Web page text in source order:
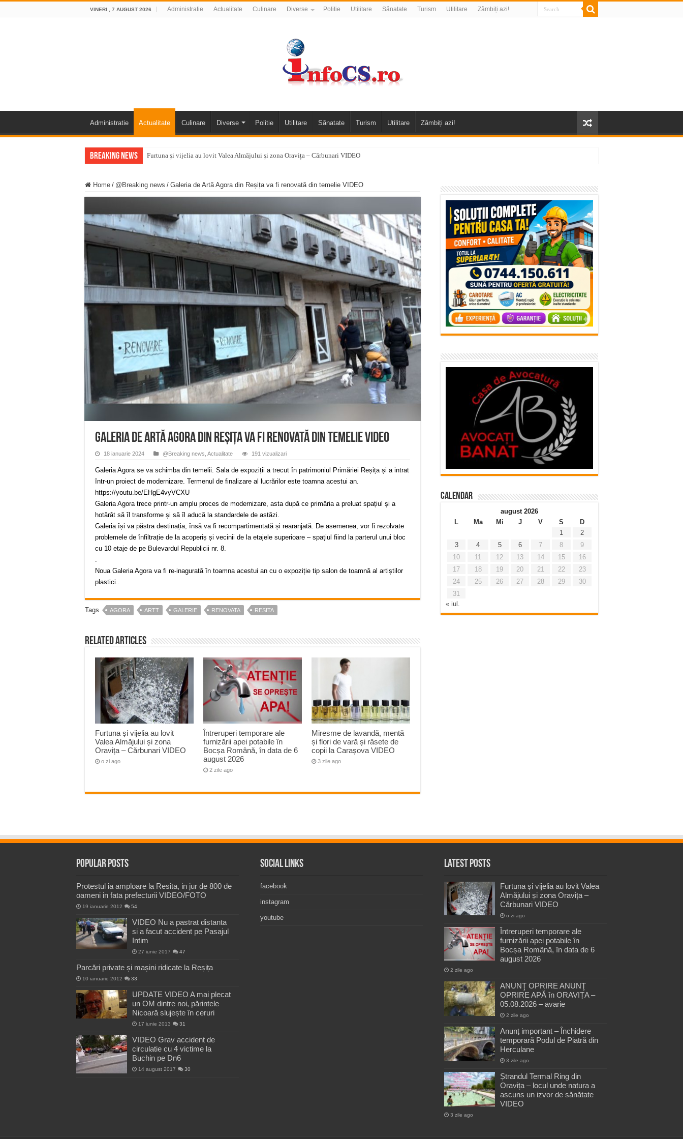
VINERI , 7 AUGUST 2026 Administratie Actualitate Culinare Diverse Politie Utilitare Sănatate Turism Utilitare Zâmbiți azi!
Administratie Actualitate Culinare Diverse Politie Utilitare Sănatate Turism Utilitare Zâmbiți azi!
Breaking News Furtuna și vijelia au lovit Valea Almăjului și zona Oravița – Cărbunari VIDEO
ANUNŢ OPRIRE ANUNŢ OPRIRE APĂ în ORAVIȚA – 05.08.2026 – avarie
Ștrandul Termal Ring din Oravița – locul unde natura a ascuns un izvor de sănătate VIDEO
Miresme de lavandă, mentă și flori de vară și râsete de copii la Carașova VIDEO
ANUNȚ OPRIRE APĂ în Reșița – avarie – 04.08.2026 – str. Văliugului și Plastomet
ANUNŢ OPRIRE APĂ în CARANSEBEȘ – 04.08.2026 – avarie – Calea Severinului
ANUNŢ OPRIRE APĂ în CARANSEBEȘ avarie
ANUNȚ OPRIRE APĂ în Reșița, cartier Țerova – avarie – 04.08.2026
Home / @Breaking news / Galeria de Artă Agora din Reșița va fi renovată din temelie VIDEO
Galeria de Artă Agora din Reșița va fi renovată din temelie VIDEO
18 ianuarie 2024 @Breaking news Actualitate 191 vizualizari
Galeria Agora se va schimba din temelii. Sala de expoziții a trecut în patrimoniul Primăriei Reșița și a intrat
într-un proiect de modernizare. Termenul de finalizare al lucrărilor este toamna acestui an.
https://youtu.be/EHgE4vyVCXU
Galeria Agora trece printr-un amplu proces de modernizare, asta după ce primăria a preluat spațiul și a
hotărât să îl transforme și să îl aducă la standardele de astăzi.
Galeria își va păstra destinația, însă va fi recompartimentată și rearanjată. De asemenea, vor fi rezolvate
problemele de înfiltrație de la acoperiș și vecinii de la etajele superioare – spațiul fiind la parterul unui bloc
cu 10 etaje de pe Bulevardul Republicii nr. 8.
.
Noua Galeria Agora va fi re-inagurată în toamna acestui an cu o expoziție tip salon de toamnă al artiștilor
plastici..
Tags AGORA ARTT GALERIE RENOVATA RESITA
Related Articles
Furtuna și vijelia au lovit
Valea Almăjului și zona
Oravița – Cărbunari VIDEO
o zi ago
Întreruperi temporare ale
furnizării apei potabile în
Bocșa Română, în data de 6
august 2026
2 zile ago
Miresme de lavandă, mentă
și flori de vară și râsete de
copii la Carașova VIDEO
3 zile ago
Calendar
august 2026
L
Ma Mi J V S
D
1
2
3
4 5 6 7 8
9
10
11 12 13 14 15
16
17
18 19 20 21 22
23
24
25 26 27 28 29
30
31
« iul.
Popular Posts
Protestul ia amploare la Resita, in jur de 800 de
oameni in fata prefecturii VIDEO/FOTO
19 ianuarie 2012 54
VIDEO Nu a pastrat distanta
si a facut accident pe Pasajul
Intim
27 iunie 2017 47
Parcări private și mașini ridicate la Reșița
10 ianuarie 2012 33
UPDATE VIDEO A mai plecat
un OM dintre noi, părintele
Nicoară slujește în ceruri
17 iunie 2013 31
VIDEO Grav accident de
circulatie cu 4 victime la
Buchin pe Dn6
14 august 2017 30
Social Links
facebook
instagram
youtube
Latest Posts
Furtuna și vijelia au lovit Valea
Almăjului și zona Oravița –
Cărbunari VIDEO
o zi ago
Întreruperi temporare ale
furnizării apei potabile în
Bocșa Română, în data de 6
august 2026
2 zile ago
ANUNŢ OPRIRE ANUNŢ
OPRIRE APĂ în ORAVIȚA –
05.08.2026 – avarie
2 zile ago
Anunț important – Închidere
temporară Podul de Piatră din
Herculane
3 zile ago
Ștrandul Termal Ring din
Oravița – locul unde natura a
ascuns un izvor de sănătate
VIDEO
3 zile ago